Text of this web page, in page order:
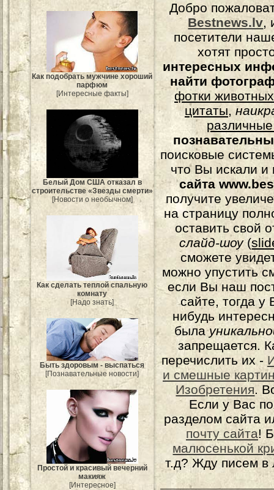
Как подобрать мужчине хороший
парфюм
[Интересные факты]
Белый Дом США отказал в
строительстве «Звезды смерти»
[Новости о необычном]
Как сделать теплой спальную
комнату
[Надо знать]
Быть здоровым - выспаться
[Познавательные новости]
Простой и красивый вечерний
макияж
[Интересное]
Добро
Bestnews.lv,
посетители
хотят
интересных
найти
фотки животных
цитаты,
поисковые
что Вы искали и
сайта
получите
на страницу
оставить свой
слайд-шоу(
сможете
можно упустить
если Вы наш
сайте, тогда у
нибудь
была
запрещается.
перечислить их -
и смешные
Изобретения.
Если у Вас
разделом сайта
почту сайта!
малюсенькой
т.д? Жду писем в